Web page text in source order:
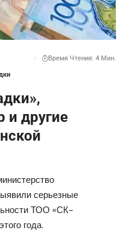
Время Чтения: 4 Мин.
и другие
серьезные
ТОО «СК-
года.